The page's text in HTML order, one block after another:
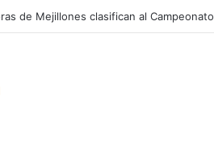
suministro de agua durante